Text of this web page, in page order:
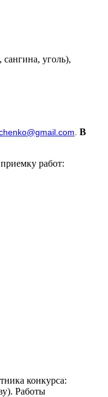
уголь),
В
работ:
конкурса:
Работы